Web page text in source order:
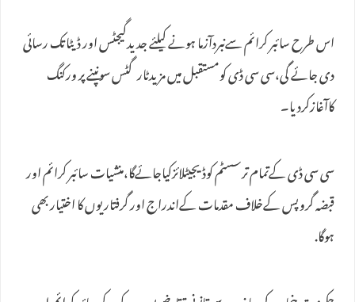
اس طرح سائبر کرائم سےنبردآزما ہونے کیلئے جدیدگیجٹس اور ڈیٹاتک رسائی
دی جائے گی،سی سی ڈی کومستقبل میں مزیدٹارگٹس سونپنے پر ورکنگ
کاآغازکردیا۔
سی سی ڈی کےتمام ترسسٹم کوڈیجیٹلائزکیاجائےگا،منشیات سائبر کرائم اور
قبضہ گروپس کےخلاف مقدمات کےاندراج اور گرفتاریوں کا اختیار بھی
ہوگا.